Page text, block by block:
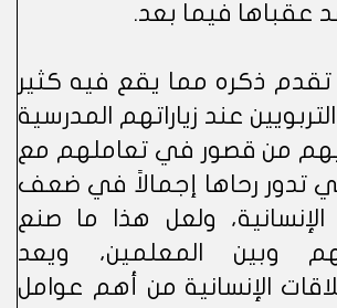
عقباها فيما بعد.
تقدم ذكره مما يقع فيه كثير
عند زياراتهم المدرسية
من قصور في تعاملهم مع
تدور رحاها إجمالاً في ضعف
الإنسانية، ولعل هذا ما صنع
وبين المعلمين، ويعد
الإنسانية من أهم عوامل